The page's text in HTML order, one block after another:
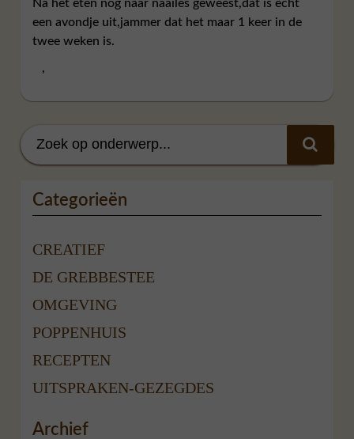
Na het eten nog naar naailes geweest,dat is echt
een avondje uit,jammer dat het maar 1 keer in de
twee weken is.
,
Categorieën
CREATIEF
DE GREBBESTEE
OMGEVING
POPPENHUIS
RECEPTEN
UITSPRAKEN-GEZEGDES
Archief